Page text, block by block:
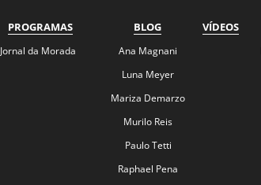
PROGRAMAS
Jornal da Morada
BLOG
Ana Magnani
Luna Meyer
Mariza Demarzo
Murilo Reis
Paulo Tetti
Raphael Pena
VÍDEOS